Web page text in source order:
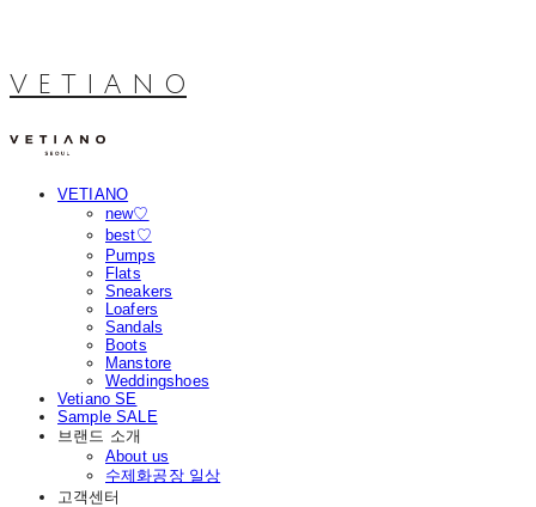
V E T I A N O
VETIANO
new♡
best♡
Pumps
Flats
Sneakers
Loafers
Sandals
Boots
Manstore
Weddingshoes
Vetiano SE
Sample SALE
브랜드 소개
About us
수제화공장 일상
고객센터